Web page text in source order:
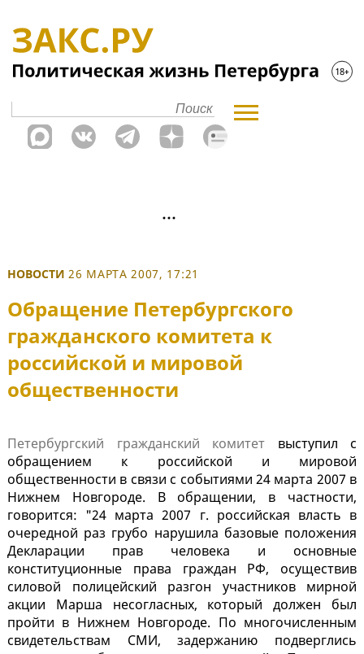
НОВОСТИ 26 МАРТА 2007, 17:21
Обращение Петербургского
гражданского комитета к
российской и мировой
общественности
Петербургский гражданский комитет выступил с
обращением к российской и мировой
общественности в связи с событиями 24 марта 2007 в
Нижнем Новгороде. В обращении, в частности,
говорится: "24 марта 2007 г. российская власть в
очередной раз грубо нарушила базовые положения
Декларации прав человека и основные
конституционные права граждан РФ, осуществив
силовой полицейский разгон участников мирной
акции Марша несогласных, который должен был
пройти в Нижнем Новгороде. По многочисленным
свидетельствам СМИ, задержанию подверглись